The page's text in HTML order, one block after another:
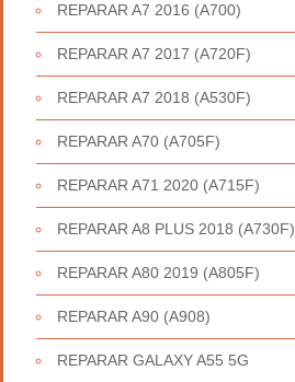
REPARAR A7 2016 (A700)
REPARAR A7 2017 (A720F)
REPARAR A7 2018 (A530F)
REPARAR A70 (A705F)
REPARAR A71 2020 (A715F)
REPARAR A8 PLUS 2018 (A730F)
REPARAR A80 2019 (A805F)
REPARAR A90 (A908)
REPARAR GALAXY A55 5G